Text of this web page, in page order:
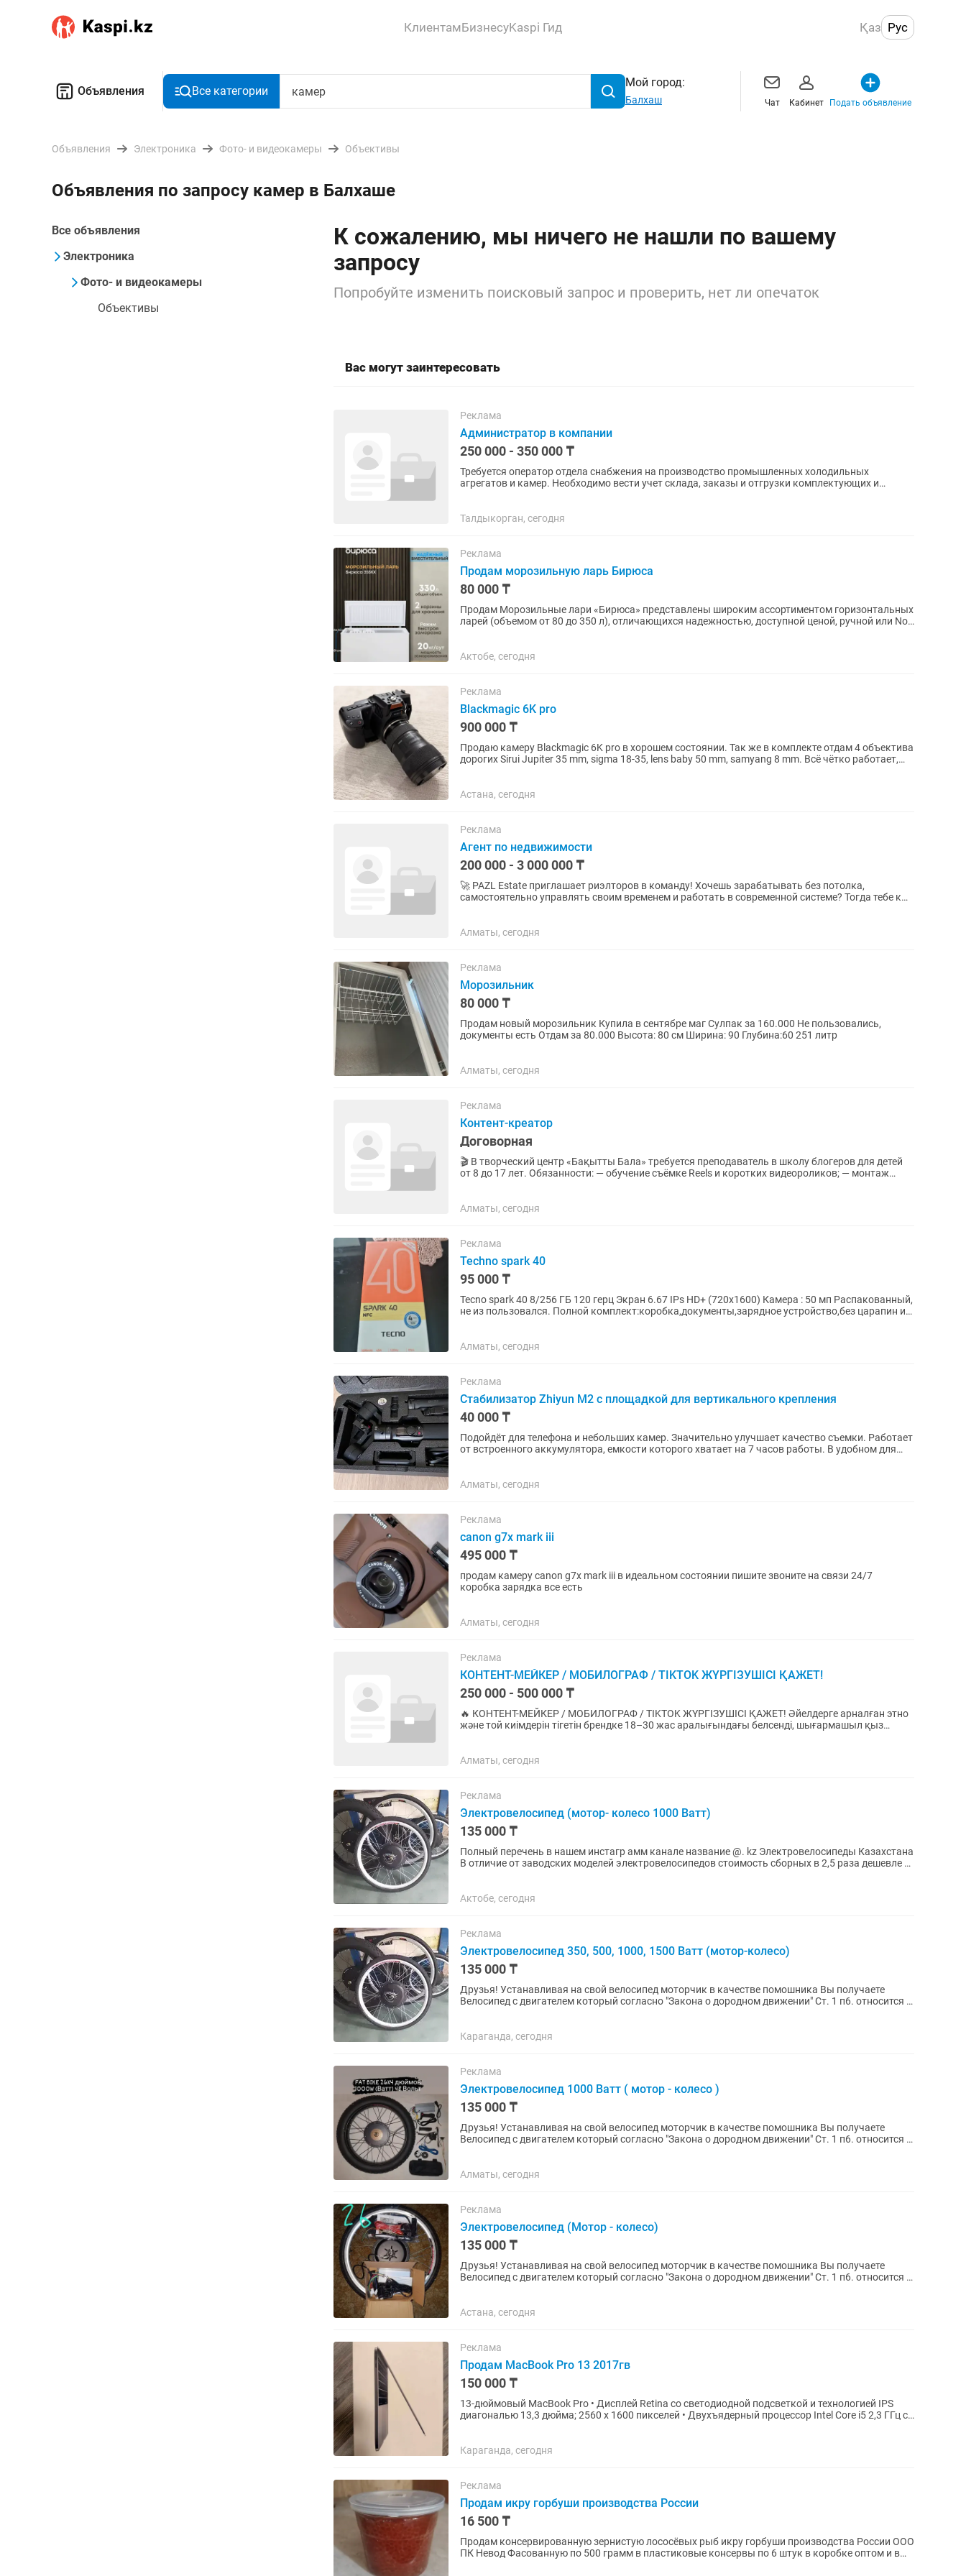
КлиентамБизнесуKaspi Гид Қаз Рус
Объявления Все категории
Мой город:
Балхаш Чат Кабинет Подать объявление
Объявления Электроника Фото- и видеокамеры Объективы
Объявления по запросу камер в Балхаше
Все объявления
Электроника
Фото- и видеокамеры
Объективы
К сожалению, мы ничего не нашли по вашему
запросу
Попробуйте изменить поисковый запрос и проверить, нет ли опечаток
Вас могут заинтересовать
Реклама
Администратор в компании
250 000 - 350 000 ₸
Требуется оператор отдела снабжения на производство промышленных холодильных
агрегатов и камер. Необходимо вести учет склада, заказы и отгрузки комплектующих и
Талдыкорган, сегодня
Реклама
Продам морозильную ларь Бирюса
80 000 ₸
Продам Морозильные лари «Бирюса» представлены широким ассортиментом горизонтальных
ларей (объемом от 80 до 350 л), отличающихся надежностью, доступной ценой, ручной или No
Актобе, сегодня
Реклама
Blackmagic 6K pro
900 000 ₸
Продаю камеру Blackmagic 6K pro в хорошем состоянии. Так же в комплекте отдам 4 объектива
дорогих Sirui Jupiter 35 mm, sigma 18-35, lens baby 50 mm, samyang 8 mm. Всё чётко работает,
Астана, сегодня
Реклама
Агент по недвижимости
200 000 - 3 000 000 ₸
🚀 PAZL Estate приглашает риэлторов в команду! Хочешь зарабатывать без потолка,
самостоятельно управлять своим временем и работать в современной системе? Тогда тебе к
Алматы, сегодня
Реклама
Морозильник
80 000 ₸
Продам новый морозильник Купила в сентябре маг Сулпак за 160.000 Не пользовались,
документы есть Отдам за 80.000 Высота: 80 см Ширина: 90 Глубина:60 251 литр
Алматы, сегодня
Реклама
Контент-креатор
Договорная
🎬 В творческий центр «Бақытты Бала» требуется преподаватель в школу блогеров для детей
от 8 до 17 лет. Обязанности: — обучение съёмке Reels и коротких видеороликов; — монтаж
Алматы, сегодня
Реклама
Techno spark 40
95 000 ₸
Tecno spark 40 8/256 ГБ 120 герц Экран 6.67 IPs HD+ (720х1600) Камера : 50 мп Распакованный,
не из пользовался. Полной комплект:коробка,документы,зарядное устройство,без царапин и
Алматы, сегодня
Реклама
Стабилизатор Zhiyun M2 с площадкой для вертикального крепления
40 000 ₸
Подойдёт для телефона и небольших камер. Значительно улучшает качество съемки. Работает
от встроенного аккумулятора, емкости которого хватает на 7 часов работы. В удобном для
Алматы, сегодня
Реклама
canon g7x mark iii
495 000 ₸
продам камеру canon g7x mark iii в идеальном состоянии пишите звоните на связи 24/7
коробка зарядка все есть
Алматы, сегодня
Реклама
КОНТЕНТ-МЕЙКЕР / МОБИЛОГРАФ / TIKTOK ЖҮРГІЗУШІСІ ҚАЖЕТ!
250 000 - 500 000 ₸
🔥 КОНТЕНТ-МЕЙКЕР / МОБИЛОГРАФ / TIKTOK ЖҮРГІЗУШІСІ ҚАЖЕТ! Әйелдерге арналған этно
және той киімдерін тігетін брендке 18–30 жас аралығындағы белсенді, шығармашыл қыз
Алматы, сегодня
Реклама
Электровелосипед (мотор- колесо 1000 Ватт)
135 000 ₸
Полный перечень в нашем инстагр амм канале название @. kz Электровелосипеды Казахстана
В отличие от заводских моделей электровелосипедов стоимость сборных в 2,5 раза дешевле с
Актобе, сегодня
Реклама
Электровелосипед 350, 500, 1000, 1500 Ватт (мотор-колесо)
135 000 ₸
Друзья! Устанавливая на свой велосипед моторчик в качестве помошника Вы получаете
Велосипед с двигателем который согласно "Закона о дородном движении" Ст. 1 п6. относится к
Караганда, сегодня
Реклама
Электровелосипед 1000 Ватт ( мотор - колесо )
135 000 ₸
Друзья! Устанавливая на свой велосипед моторчик в качестве помошника Вы получаете
Велосипед с двигателем который согласно "Закона о дородном движении" Ст. 1 п6. относится к
Алматы, сегодня
Реклама
Электровелосипед (Мотор - колесо)
135 000 ₸
Друзья! Устанавливая на свой велосипед моторчик в качестве помошника Вы получаете
Велосипед с двигателем который согласно "Закона о дородном движении" Ст. 1 п6. относится к
Астана, сегодня
Реклама
Продам MacBook Pro 13 2017гв
150 000 ₸
13-дюймовый MacBook Pro • Дисплей Retina со светодиодной подсветкой и технологией IPS
диагональю 13,3 дюйма; 2560 х 1600 пикселей • Двухъядерный процессор Intel Core i5 2,3 ГГц с
Караганда, сегодня
Реклама
Продам икру горбуши производства России
16 500 ₸
Продам консервированную зернистую лососёвых рыб икру горбуши производства России ООО
ПК Невод Фасованную по 500 грамм в пластиковые консервы по 6 штук в коробке оптом и в